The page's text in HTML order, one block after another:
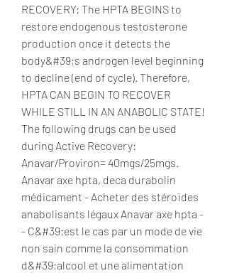
RECOVERY: The HPTA BEGINS to
restore endogenous testosterone
production once it detects the
body&#39;s androgen level beginning
to decline (end of cycle). Therefore,
HPTA CAN BEGIN TO RECOVER
WHILE STILL IN AN ANABOLIC STATE!
The following drugs can be used
during Active Recovery:
Anavar/Proviron= 40mgs/25mgs.
Anavar axe hpta, deca durabolin
médicament - Acheter des stéroïdes
anabolisants légaux Anavar axe hpta -
- C&#39;est le cas par un mode de vie
non sain comme la consommation
d&#39;alcool et une alimentation